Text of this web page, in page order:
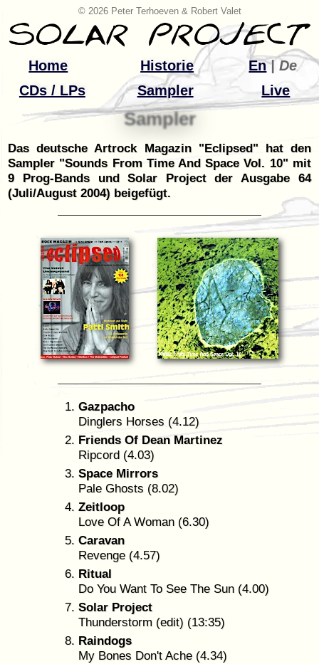
© 2026 Peter Terhoeven & Robert Valet
Home
CDs / LPs
Sampler Live
Historie En| De
Sampler
Das deutsche Artrock Magazin "Eclipsed" hat den
Sampler "Sounds From Time And Space Vol. 10" mit
9 Prog-Bands und Solar Project der Ausgabe 64
(Juli/August 2004) beigefügt.
Gazpacho
Dinglers Horses (4.12)
Friends Of Dean Martinez
Ripcord (4.03)
Space Mirrors
Pale Ghosts (8.02)
Zeitloop
Love Of A Woman (6.30)
Caravan
Revenge (4.57)
Ritual
Do You Want To See The Sun (4.00)
Solar Project
Thunderstorm (edit) (13:35)
Raindogs
My Bones Don't Ache (4.34)